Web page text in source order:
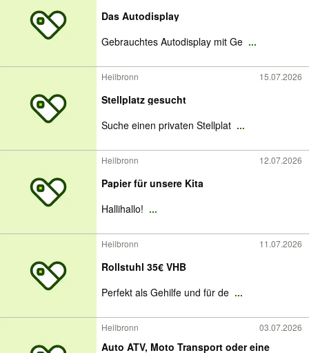
​Das Autodisplay
Gebrauchtes Autodisplay mit Ge ...
Heilbronn 15.07.2026
Stellplatz gesucht
Suche einen privaten Stellplat ...
Heilbronn 12.07.2026
Papier für unsere Kita
Hallihallo! ...
Heilbronn 11.07.2026
Rollstuhl 35€ VHB
Perfekt als Gehilfe und für de ...
Heilbronn 03.07.2026
Auto ATV, Moto Transport oder eine